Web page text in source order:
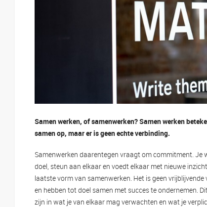
Samen werken, of samenwerken? Samen werken
samen op, maar er is geen echte verbinding.
Samenwerken daarentegen vraagt om commitment. Je
doel, steun aan elkaar en voedt elkaar met nieuwe
laatste vorm van samenwerken. Het is geen
en hebben tot doel samen met succes te ondernemen.
zijn in wat je van elkaar mag verwachten en wat je